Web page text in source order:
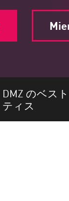
DMZ のベス
ティス